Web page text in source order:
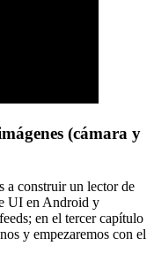
(cámara y
a construir un lector de
UI en Android y
en el tercer capítulo
y empezaremos con el